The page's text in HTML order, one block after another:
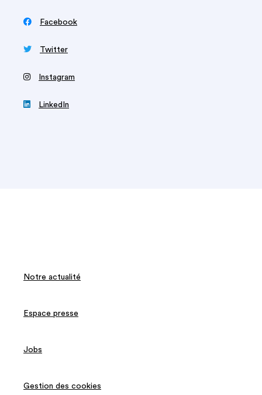
 Facebook
 Twitter
‍ Instagram
 LinkedIn
Notre actualité
Espace presse
Jobs
Gestion des cookies